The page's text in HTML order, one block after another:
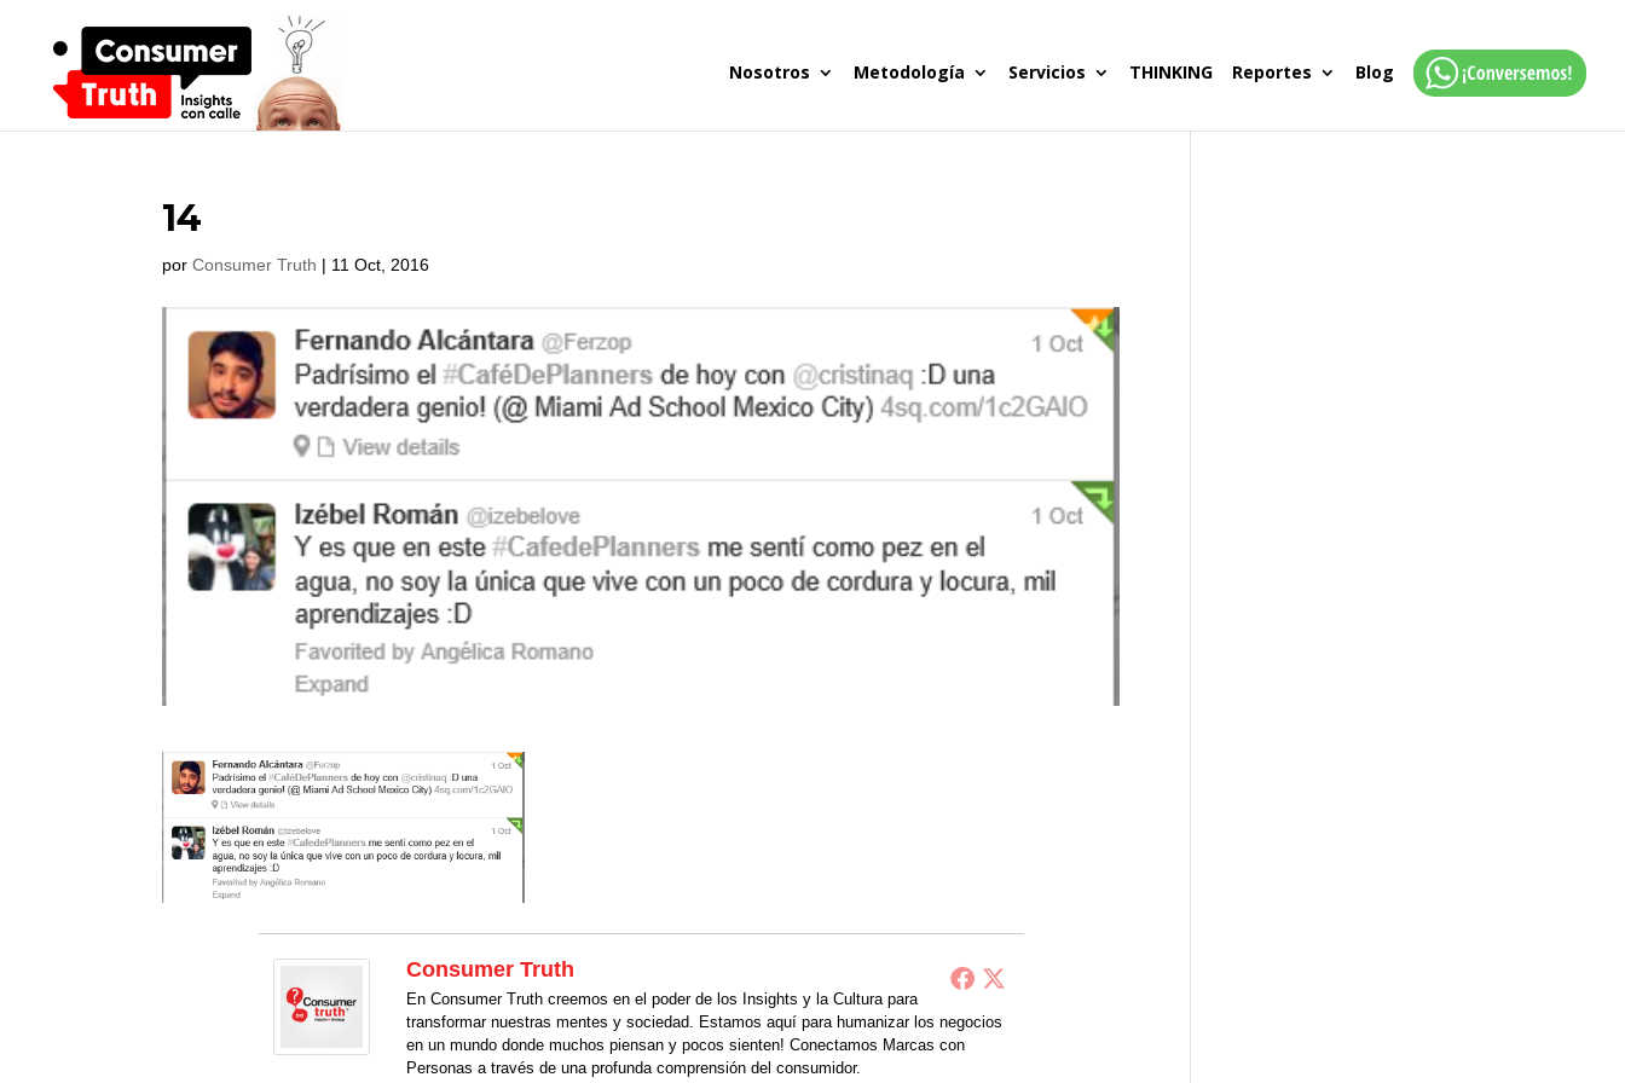
Nosotros Metodología Servicios THINKING Reportes Blog
14
porConsumer Truth | 11 Oct, 2016
Consumer Truth
En Consumer Truth creemos en el poder de los Insights y la Cultura para
transformar nuestras mentes y sociedad. Estamos aquí para humanizar los negocios
en un mundo donde muchos piensan y pocos sienten! Conectamos Marcas con
Personas a través de una profunda comprensión del consumidor.